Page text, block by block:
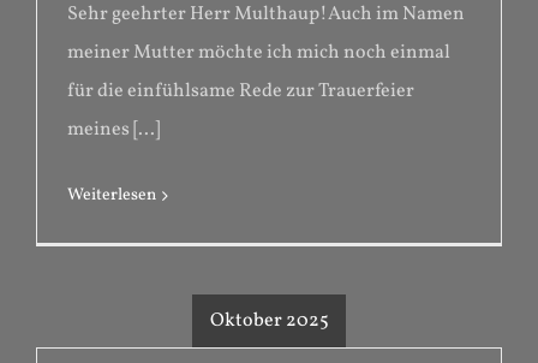
Sehr geehrter Herr Multhaup!Auch im Namen
meiner Mutter möchte ich mich noch einmal
für die einfühlsame Rede zur Trauerfeier
meines [...]
Weiterlesen
Oktober 2025